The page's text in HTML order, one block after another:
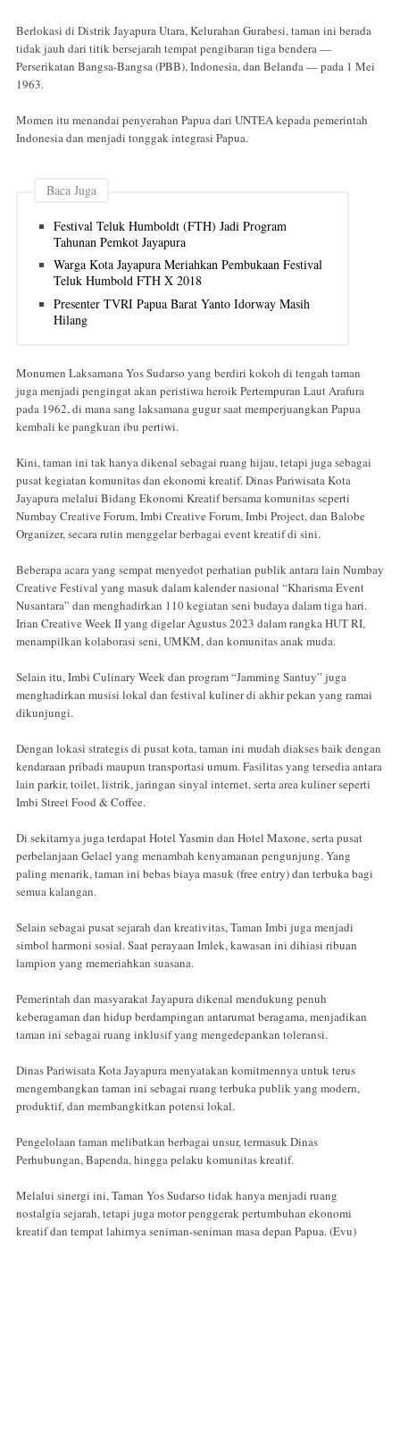
Berlokasi di Distrik Jayapura Utara, Kelurahan Gurabesi, taman ini berada
tidak jauh dari titik bersejarah tempat pengibaran tiga bendera —
Perserikatan Bangsa-Bangsa (PBB), Indonesia, dan Belanda — pada 1 Mei
1963.
Momen itu menandai penyerahan Papua dari UNTEA kepada pemerintah
Indonesia dan menjadi tonggak integrasi Papua.
Baca Juga
Festival Teluk Humboldt (FTH) Jadi Program
Tahunan Pemkot Jayapura
Warga Kota Jayapura Meriahkan Pembukaan Festival
Teluk Humbold FTH X 2018
Presenter TVRI Papua Barat Yanto Idorway Masih
Hilang
Monumen Laksamana Yos Sudarso yang berdiri kokoh di tengah taman
juga menjadi pengingat akan peristiwa heroik Pertempuran Laut Arafura
pada 1962, di mana sang laksamana gugur saat memperjuangkan Papua
kembali ke pangkuan ibu pertiwi.
Kini, taman ini tak hanya dikenal sebagai ruang hijau, tetapi juga sebagai
pusat kegiatan komunitas dan ekonomi kreatif. Dinas Pariwisata Kota
Jayapura melalui Bidang Ekonomi Kreatif bersama komunitas seperti
Numbay Creative Forum, Imbi Creative Forum, Imbi Project, dan Balobe
Organizer, secara rutin menggelar berbagai event kreatif di sini.
Beberapa acara yang sempat menyedot perhatian publik antara lain Numbay
Creative Festival yang masuk dalam kalender nasional “Kharisma Event
Nusantara” dan menghadirkan 110 kegiatan seni budaya dalam tiga hari.
Irian Creative Week II yang digelar Agustus 2023 dalam rangka HUT RI,
menampilkan kolaborasi seni, UMKM, dan komunitas anak muda.
Selain itu, Imbi Culinary Week dan program “Jamming Santuy” juga
menghadirkan musisi lokal dan festival kuliner di akhir pekan yang ramai
dikunjungi.
Dengan lokasi strategis di pusat kota, taman ini mudah diakses baik dengan
kendaraan pribadi maupun transportasi umum. Fasilitas yang tersedia antara
lain parkir, toilet, listrik, jaringan sinyal internet, serta area kuliner seperti
Imbi Street Food & Coffee.
Di sekitarnya juga terdapat Hotel Yasmin dan Hotel Maxone, serta pusat
perbelanjaan Gelael yang menambah kenyamanan pengunjung. Yang
paling menarik, taman ini bebas biaya masuk (free entry) dan terbuka bagi
semua kalangan.
Selain sebagai pusat sejarah dan kreativitas, Taman Imbi juga menjadi
simbol harmoni sosial. Saat perayaan Imlek, kawasan ini dihiasi ribuan
lampion yang memeriahkan suasana.
Pemerintah dan masyarakat Jayapura dikenal mendukung penuh
keberagaman dan hidup berdampingan antarumat beragama, menjadikan
taman ini sebagai ruang inklusif yang mengedepankan toleransi.
Dinas Pariwisata Kota Jayapura menyatakan komitmennya untuk terus
mengembangkan taman ini sebagai ruang terbuka publik yang modern,
produktif, dan membangkitkan potensi lokal.
Pengelolaan taman melibatkan berbagai unsur, termasuk Dinas
Perhubungan, Bapenda, hingga pelaku komunitas kreatif.
Melalui sinergi ini, Taman Yos Sudarso tidak hanya menjadi ruang
nostalgia sejarah, tetapi juga motor penggerak pertumbuhan ekonomi
kreatif dan tempat lahirnya seniman-seniman masa depan Papua. (Evu)